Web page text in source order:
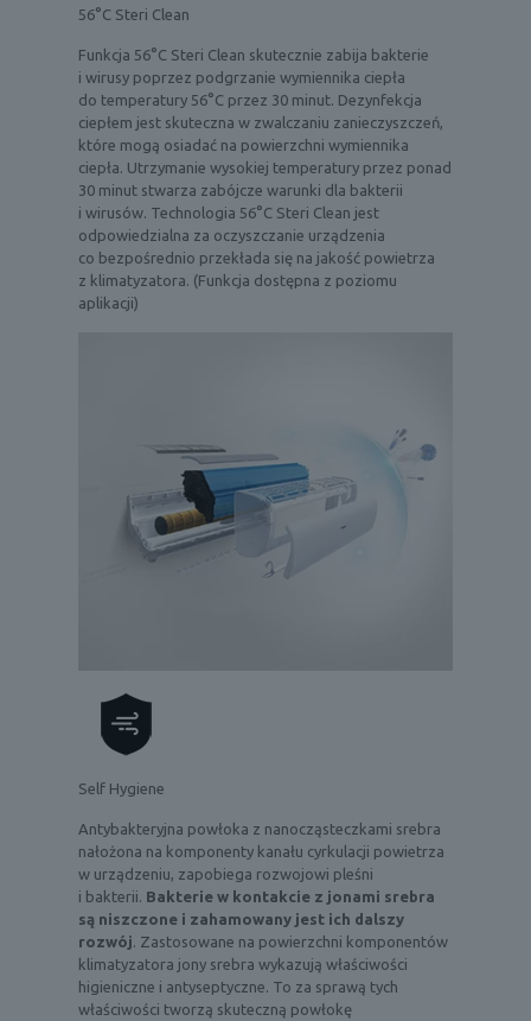
56°C Steri Clean
Funkcja 56°C Steri Clean skutecznie zabija bakterie
i wirusy poprzez podgrzanie wymiennika ciepła
do temperatury 56°C przez 30 minut. Dezynfekcja
ciepłem jest skuteczna w zwalczaniu zanieczyszczeń,
które mogą osiadać na powierzchni wymiennika
ciepła. Utrzymanie wysokiej temperatury przez ponad
30 minut stwarza zabójcze warunki dla bakterii
i wirusów. Technologia 56°C Steri Clean jest
odpowiedzialna za oczyszczanie urządzenia
co bezpośrednio przekłada się na jakość powietrza
z klimatyzatora. (Funkcja dostępna z poziomu
aplikacji)
Self Hygiene
Antybakteryjna powłoka z nanocząsteczkami srebra
nałożona na komponenty kanału cyrkulacji powietrza
w urządzeniu, zapobiega rozwojowi pleśni
i bakterii. Bakterie w kontakcie z jonami srebra
są niszczone i zahamowany jest ich dalszy
rozwój. Zastosowane na powierzchni komponentów
klimatyzatora jony srebra wykazują właściwości
higieniczne i antyseptyczne. To za sprawą tych
właściwości tworzą skuteczną powłokę